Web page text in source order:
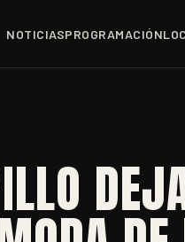
NOTICIASPROGRAMACIÓN